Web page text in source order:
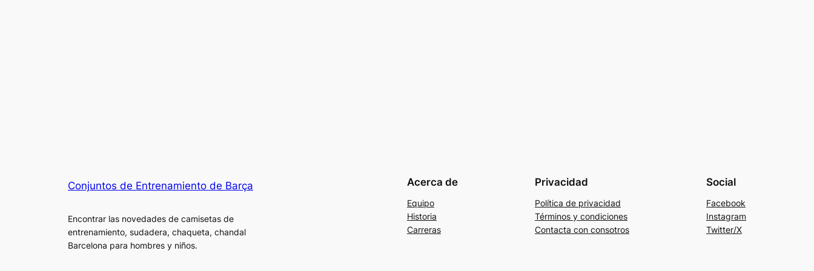
Conjuntos de Entrenamiento de Barça
Encontrar las novedades de camisetas de
entrenamiento, sudadera, chaqueta, chandal
Barcelona para hombres y niños.
Acerca de
Equipo
Historia
Carreras
Privacidad
Política de privacidad
Términos y condiciones
Contacta con consotros
Social
Facebook
Instagram
Twitter/X